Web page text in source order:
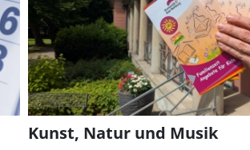
Kunst, Natur und Musik